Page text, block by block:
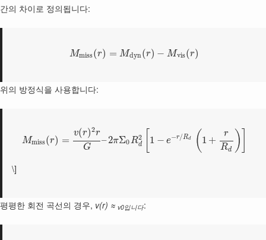
간의 차이로 정의됩니다:
Mmiss(r) = Mdyn(r) − Mvis(r)
위의 방정식을 사용합니다:
Mmiss(r) =
v(r)2r
G
–2πΣ0R2
d 1 − e−r/Rd ( 1 +
r
Rd )
\]
평평한 회전 곡선의 경우, v(r) ≈ v0입니다: